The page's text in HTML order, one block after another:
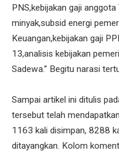
PNS,kebijakan gaji
minyak,subsid energi
Keuangan,kebijakan gaji
13,analisis kebijakan
Sadewa.” Begitu narasi
Sampai artikel ini ditulis
tersebut telah
1163 kali disimpan, 8288
ditayangkan. Kolom